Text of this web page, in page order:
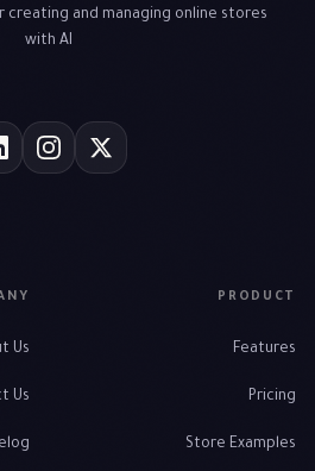
and managing online stores
with AI
PRODUCT
Features
Pricing
Store Examples
Us
Us